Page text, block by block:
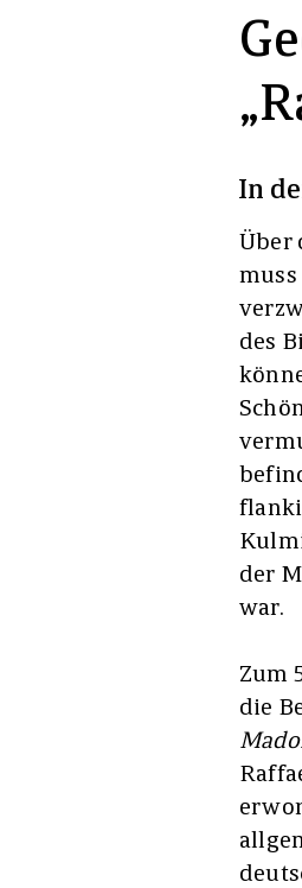
In
Über
muss
des
der
war.
Zum
die